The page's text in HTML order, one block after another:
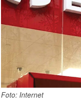
Foto: Internet